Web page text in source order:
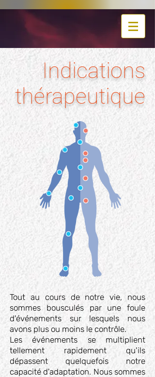
Indications
thérapeutique
Tout au cours de notre vie, nous
sommes bousculés par une foule
d'événements sur lesquels nous
avons plus ou moins le contrôle.
Les événements se multiplient
tellement rapidement qu'ils
dépassent quelquefois notre
capacité d'adaptation. Nous sommes